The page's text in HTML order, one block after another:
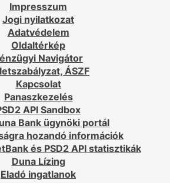
Impresszum
Jogi nyilatkozat
Adatvédelem
Oldaltérkép
Navigátor
ÁSZF
Kapcsolat
Panaszkezelés
API Sandbox
Bank ügynöki portál
hozandó információk
és PSD2 API statisztikák
Duna Lízing
Eladó ingatlanok